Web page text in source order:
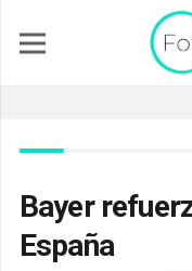
Bayer
España